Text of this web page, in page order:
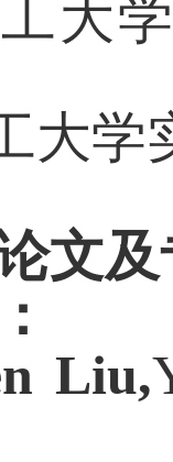
大
大学
文
Liu,